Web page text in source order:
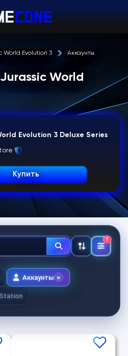
World Evolution 3 Аккаунты
World
Evolution 3 Deluxe Series
Купить
1
Аккаунты